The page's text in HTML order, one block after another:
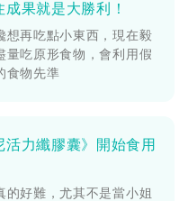
果就是大勝利！
想再吃點小東西，現在毅
量吃原形食物，會利用假
食物先準
活力纖膠囊》開始食用
的好難，尤其不是當小姐